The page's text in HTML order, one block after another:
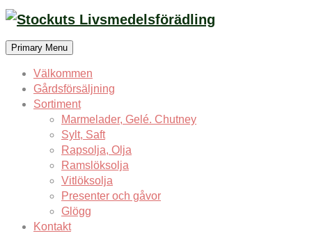
Skip
content
Primary Menu
Välkommen
Gårdsförsäljning
Sortiment
Marmelader, Gelé. Chutney
Sylt, Saft
Rapsolja, Olja
Ramslöksolja
Vitlöksolja
Presenter och gåvor
Glögg
Kontakt